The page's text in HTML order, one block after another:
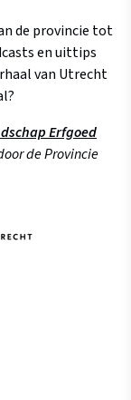
de provincie tot
en uittips
van Utrecht
Erfgoed
de Provincie